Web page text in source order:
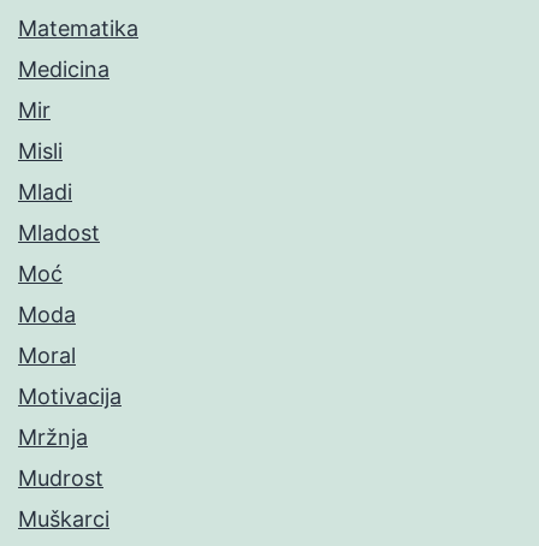
Matematika
Medicina
Mir
Misli
Mladi
Mladost
Moć
Moda
Moral
Motivacija
Mržnja
Mudrost
Muškarci